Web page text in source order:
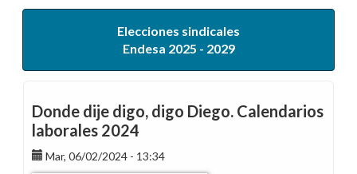
Elecciones sindicales
Endesa 2025 - 2029
Donde dije digo, digo Diego. Calendarios
laborales 2024
Mar, 06/02/2024 - 13:34